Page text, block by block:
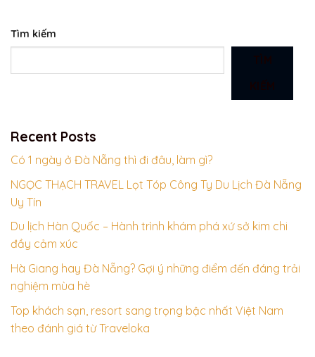
Tìm kiếm
Recent Posts
Có 1 ngày ở Đà Nẵng thì đi đâu, làm gì?
NGỌC THẠCH TRAVEL Lọt Tóp Công Ty Du Lịch Đà Nẵng
Uy Tín
Du lịch Hàn Quốc – Hành trình khám phá xứ sở kim chi
đầy cảm xúc
Hà Giang hay Đà Nẵng? Gợi ý những điểm đến đáng trải
nghiệm mùa hè
Top khách sạn, resort sang trọng bậc nhất Việt Nam
theo đánh giá từ Traveloka